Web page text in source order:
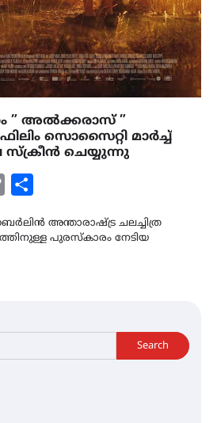
” അൽക്കരാസ് ”
സൊസൈറ്റി മാർച്ച്
സ്ക്രീൻ ചെയ്യുന്നു
Copy
ബെർലിൻ അന്താരാഷ്ട്ര ചലച്ചിത്ര
പുരസ്കാരം നേടിയ
Search